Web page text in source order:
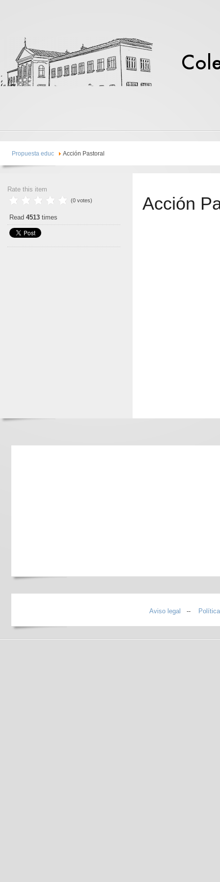
Propuesta educ Acción Pastoral
Rate this item
(0 votes)
Read 4513 times
Acción
Aviso legal --